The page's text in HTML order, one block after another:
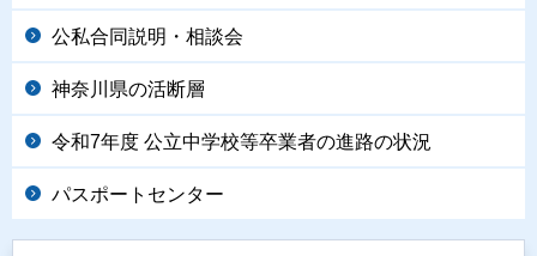
公私合同説明・相談会
神奈川県の活断層
令和7年度 公立中学校等卒業者の進路の状況
パスポートセンター